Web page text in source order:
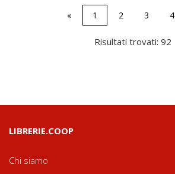
« 1 2 3 4
Risultati trovati: 92
LIBRERIE.COOP
Chi siamo